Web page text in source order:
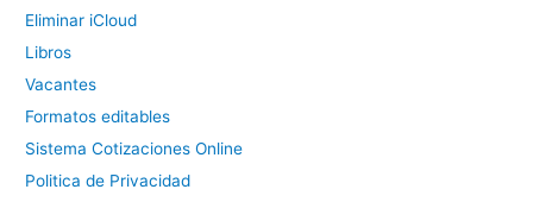
Eliminar iCloud
Libros
Vacantes
Formatos editables
Sistema Cotizaciones Online
Politica de Privacidad